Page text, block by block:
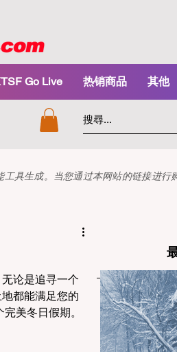
Go Live 热销商品 其他
具生成。当您通过本网站的链接进行
论是追寻一个
都能满足您的
美冬日假期。